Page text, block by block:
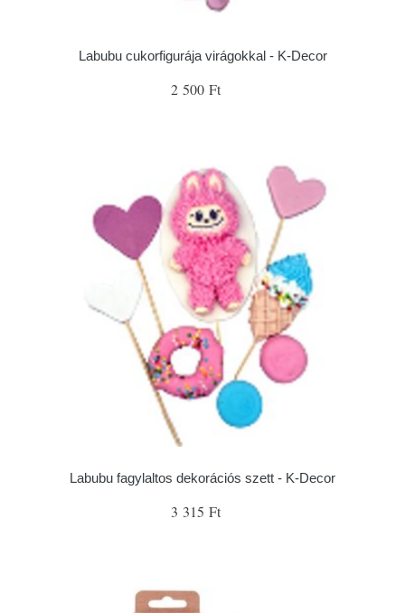
Labubu cukorfigurája virágokkal - K-Decor
2 500 Ft
Labubu fagylaltos dekorációs szett - K-Decor
3 315 Ft